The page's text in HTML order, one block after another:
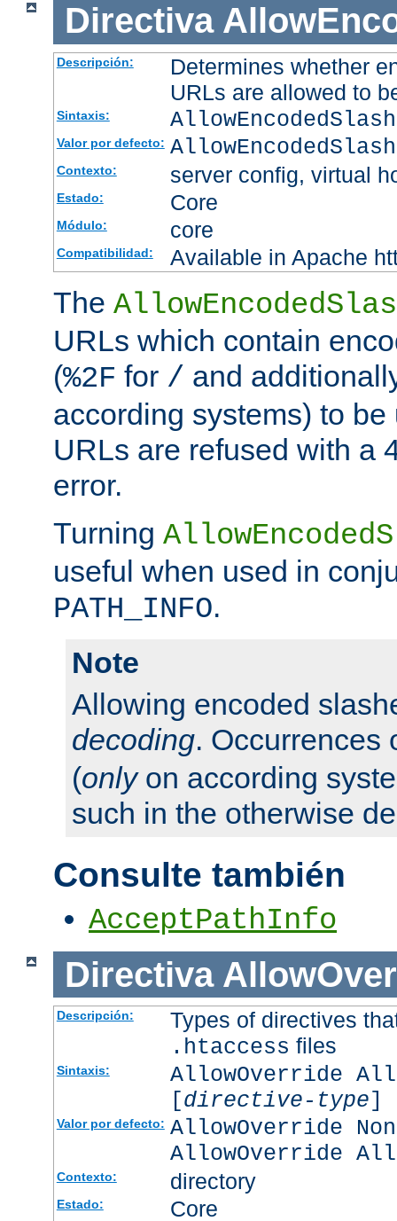
Directiva
Descripción:
Determines whether
URLs are allowed to
Sintaxis:
Valor por defecto:
Contexto: server config, virtual
Estado: Core
Módulo: core
Compatibilidad: Available in Apache
The
URLs which contain
(%2F for / and
according systems) to
URLs are refused with a
error.
Turning
useful when used in
PATH_INFO.
Note
Allowing encoded
decoding. Occurrences
(onlyon according
such in the otherwise
Consulte también
AcceptPathInfo
Directiva
Descripción: Types of directives
.htaccess files
Sintaxis:
AllowOverride
[directive-type]
Valor por defecto: AllowOverride
AllowOverride
Contexto: directory
Estado: Core